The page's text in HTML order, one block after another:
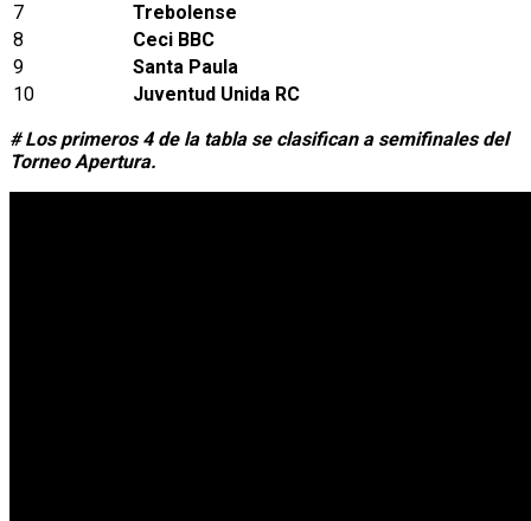
7
Trebolense
8
Ceci BBC
9
Santa Paula
10
Juventud Unida RC
# Los primeros 4 de la tabla se clasifican a semifinales del
Torneo Apertura.